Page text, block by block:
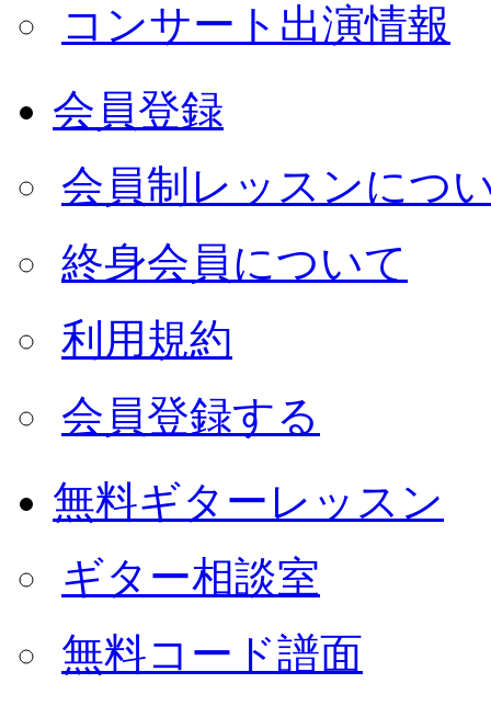
コンサート出演情報
会員登録
会員制レッスンにつ
終身会員について
利用規約
会員登録する
無料ギターレッスン
ギター相談室
無料コード譜面